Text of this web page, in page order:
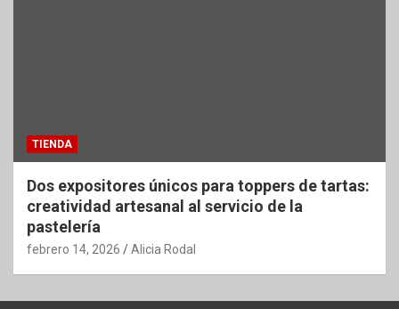
TIENDA
Dos expositores únicos para toppers de tartas:
creatividad artesanal al servicio de la
pastelería
febrero 14, 2026 Alicia Rodal